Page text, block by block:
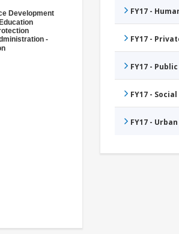
Development
-
FY17 -
FY17 -
FY17 -
FY17 -
FY17 -